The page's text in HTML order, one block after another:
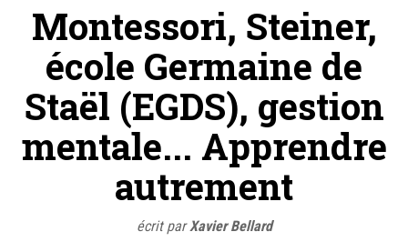
Montessori, Steiner,
école Germaine de
Staël (EGDS), gestion
mentale... Apprendre
autrement
écrit parXavier Bellard